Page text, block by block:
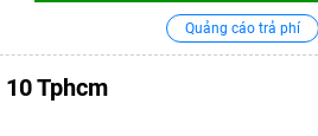
Quảng cáo trả phí
Tphcm